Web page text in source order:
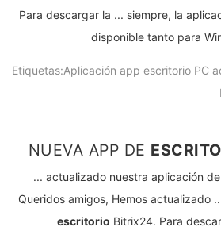
Para descargar la ... siempre, la
disponible tanto para
Etiquetas:Aplicación app escritorio PC
NUEVA APP DE
... actualizado nuestra aplicación de
Queridos amigos, Hemos actualizado
escritorio Bitrix24. Para